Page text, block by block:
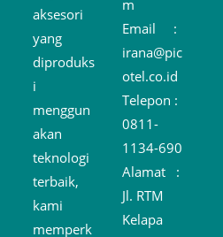
aksesori
yang
diproduks
i
menggun
akan
teknologi
terbaik,
kami
memperk
m
Email :
irana@pic
otel.co.id
Telepon :
0811-
1134-690
Alamat :
Jl. RTM
Kelapa